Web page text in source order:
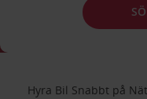
Hyra Bil Snabbt på